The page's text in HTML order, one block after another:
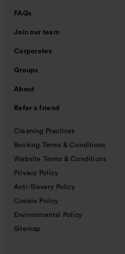
FAQs
Join our team
Corporates
Groups
About
Refer a friend
Cleaning Practices
Booking Terms & Conditions
Website Terms & Conditions
Privacy Policy
Anti-Slavery Policy
Cookie Policy
Environmental Policy
Sitemap